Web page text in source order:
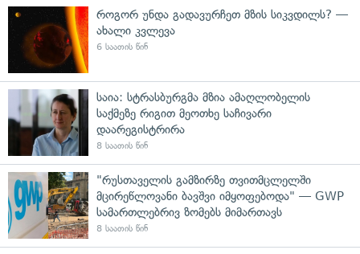
როგორ უნდა გადავურჩეთ მზის სიკვდილს? —
ახალი კვლევა
6 საათის წინ
საია: სტრასბურგმა მზია ამაღლობელის
საქმეზე რიგით მეოთხე საჩივარი
დაარეგისტრირა
8 საათის წინ
"რუსთაველის გამზირზე თვითმცლელში
მცირეწლოვანი ბავშვი იმყოფებოდა" — GWP
სამართლებრივ ზომებს მიმართავს
8 საათის წინ